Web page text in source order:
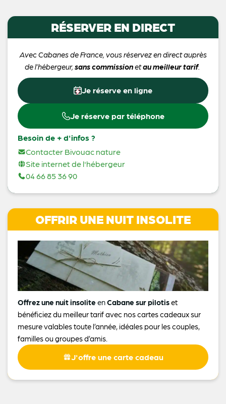
RÉSERVER EN DIRECT
Avec Cabanes de France, vous réservez en direct auprès
de l’hébergeur, sans commissionetau meilleur tarif.
Je réserve en ligne
Je réserve par téléphone
Besoin de + d'infos ?
Contacter Bivouac nature
Site internet de l'hébergeur
04 66 85 36 90
OFFRIR UNE NUIT INSOLITE
Offrez une nuit insolite enCabane sur pilotiset
bénéficiez du meilleur tarif avec nos cartes cadeaux sur
mesure valables toute l’année, idéales pour les couples,
familles ou groupes d’amis.
J'offre une carte cadeau